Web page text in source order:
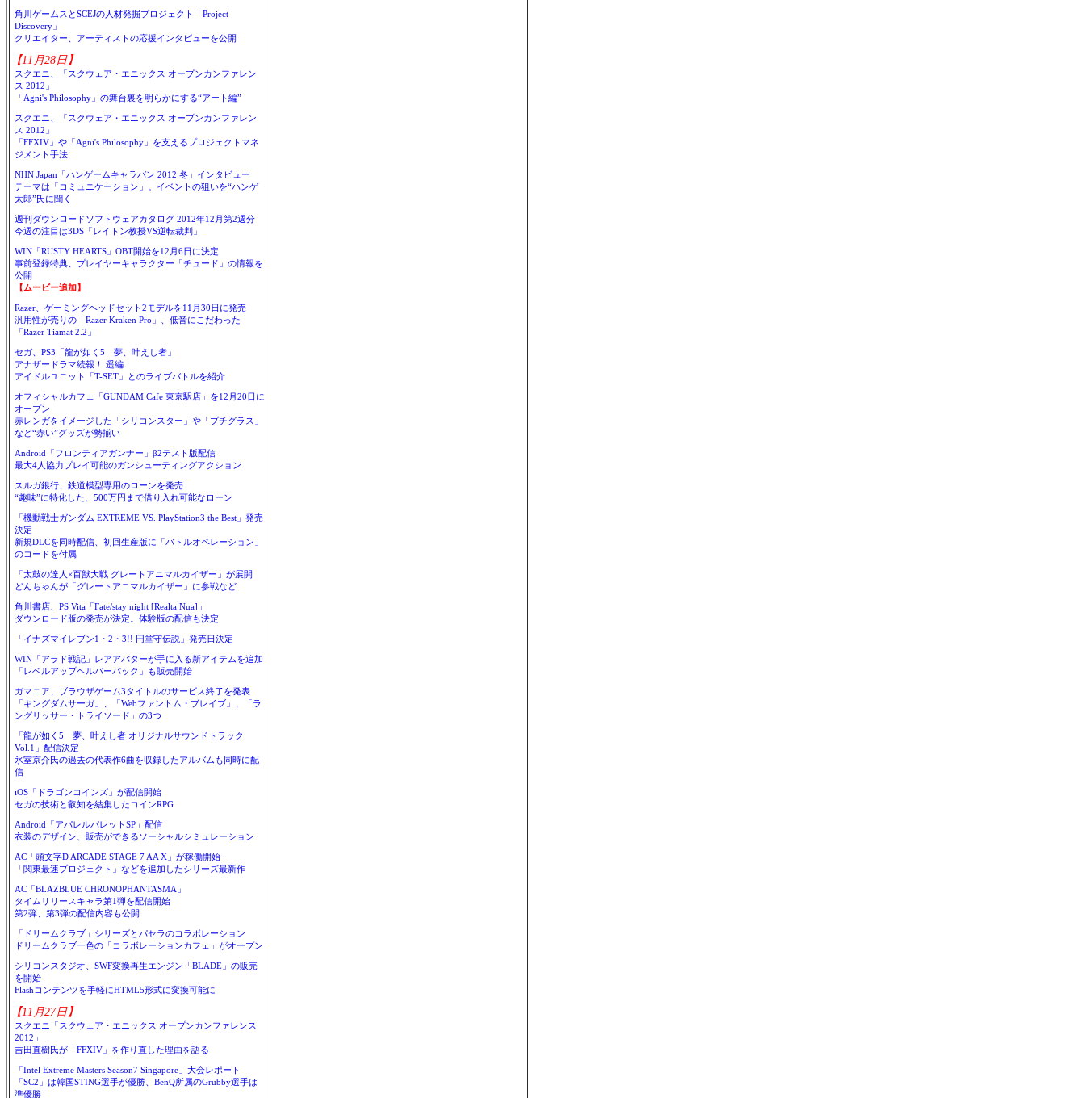
角川ゲームスとSCEJの人材発掘プロジェクト「Project
Discovery」
クリエイター、アーティストの応援インタビューを公開
【11月28日】
スクエニ、「スクウェア・エニックス オープンカンファレン
ス 2012」
「Agni's Philosophy」の舞台裏を明らかにする“アート編”
スクエニ、「スクウェア・エニックス オープンカンファレン
ス 2012」
「FFXIV」や「Agni's Philosophy」を支えるプロジェクトマネ
ジメント手法
NHN Japan「ハンゲームキャラバン 2012 冬」インタビュー
テーマは「コミュニケーション」。イベントの狙いを“ハンゲ
太郎”氏に聞く
週刊ダウンロードソフトウェアカタログ 2012年12月第2週分
今週の注目は3DS「レイトン教授VS逆転裁判」
WIN「RUSTY HEARTS」OBT開始を12月6日に決定
事前登録特典、プレイヤーキャラクター「チュード」の情報を
公開
【ムービー追加】
Razer、ゲーミングヘッドセット2モデルを11月30日に発売
汎用性が売りの「Razer Kraken Pro」、低音にこだわった
「Razer Tiamat 2.2」
セガ、PS3「龍が如く5 夢、叶えし者」
アナザードラマ続報！ 遥編
アイドルユニット「T-SET」とのライブバトルを紹介
オフィシャルカフェ「GUNDAM Cafe 東京駅店」を12月20日に
オープン
赤レンガをイメージした「シリコンスター」や「プチグラス」
など“赤い”グッズが勢揃い
Android「フロンティアガンナー」β2テスト版配信
最大4人協力プレイ可能のガンシューティングアクション
スルガ銀行、鉄道模型専用のローンを発売
“趣味”に特化した、500万円まで借り入れ可能なローン
「機動戦士ガンダム EXTREME VS. PlayStation3 the Best」発売
決定
新規DLCを同時配信、初回生産版に「バトルオペレーション」
のコードを付属
「太鼓の達人×百獣大戦 グレートアニマルカイザー」が展開
どんちゃんが「グレートアニマルカイザー」に参戦など
角川書店、PS Vita「Fate/stay night [Realta Nua]」
ダウンロード版の発売が決定。体験版の配信も決定
「イナズマイレブン1・2・3!! 円堂守伝説」発売日決定
WIN「アラド戦記」レアアバターが手に入る新アイテムを追加
「レベルアップヘルパーパック」も販売開始
ガマニア、ブラウザゲーム3タイトルのサービス終了を発表
「キングダムサーガ」、「Webファントム・ブレイブ」、「ラ
ングリッサー・トライソード」の3つ
「龍が如く5 夢、叶えし者 オリジナルサウンドトラック
Vol.1」配信決定
氷室京介氏の過去の代表作6曲を収録したアルバムも同時に配
信
iOS「ドラゴンコインズ」が配信開始
セガの技術と叡知を結集したコインRPG
Android「アパレルパレットSP」配信
衣装のデザイン、販売ができるソーシャルシミュレーション
AC「頭文字D ARCADE STAGE 7 AA X」が稼働開始
「関東最速プロジェクト」などを追加したシリーズ最新作
AC「BLAZBLUE CHRONOPHANTASMA」
タイムリリースキャラ第1弾を配信開始
第2弾、第3弾の配信内容も公開
「ドリームクラブ」シリーズとパセラのコラボレーション
ドリームクラブ一色の「コラボレーションカフェ」がオープン
シリコンスタジオ、SWF変換再生エンジン「BLADE」の販売
を開始
Flashコンテンツを手軽にHTML5形式に変換可能に
【11月27日】
スクエニ「スクウェア・エニックス オープンカンファレンス
2012」
吉田直樹氏が「FFXIV」を作り直した理由を語る
「Intel Extreme Masters Season7 Singapore」大会レポート
「SC2」は韓国STING選手が優勝、BenQ所属のGrubby選手は
準優勝